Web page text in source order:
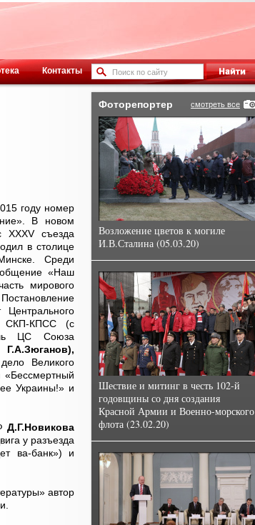
Контакты
году номер
В новом
съезда
в столице
Среди
«Наш
мирового
Центрального
СКП-КПСС (с
ЦС Союза
Г.А.Зюганов),
Великого
«Бессмертный
Украины!» и
Д.Г.Новикова
у разъезда
ва-банк») и
автор
смотреть все
Фоторепортер
Возложение цветов к могиле
И.В.Сталина (05.03.20)
Шествие и митинг в честь 102-й
годовщины со дня создания
Красной Армии и Военно-морского
флота (23.02.20)